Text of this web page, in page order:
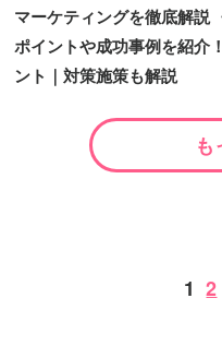
マーケティングを徹底解説
ポイントや成功事例を紹介
ント｜対策施策も解説
も
1 2